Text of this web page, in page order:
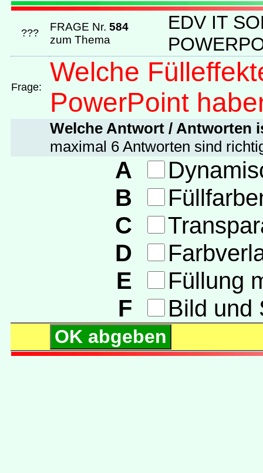
??? FRAGE Nr. 584
zum Thema
EDV IT
Frage:
Welche
PowerPoint
Welche Antwort / Antworten
maximal 6 Antworten sind
A
B
C
D
E
Füllung
F
Bild und